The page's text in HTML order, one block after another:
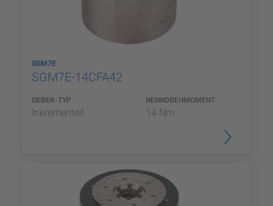
SGM7E
SGM7E-14CFA42
GEBER-TYP
Inkrementell
NENNDREHMOMENT
14 Nm